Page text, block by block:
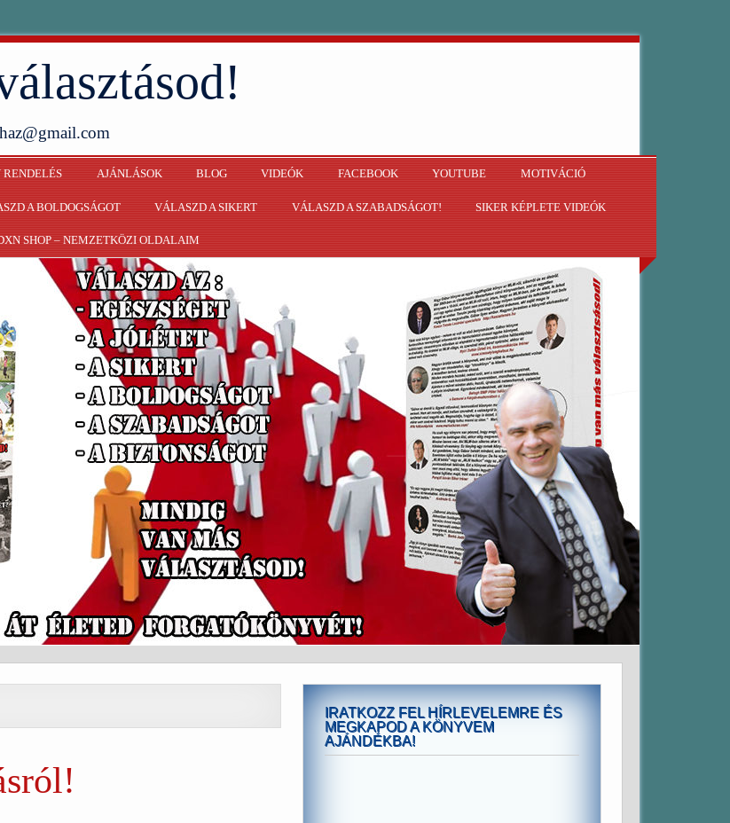
RENDELÉS AJÁNLÁSOK BLOG VIDEÓK FACEBOOK YOUTUBE MOTIVÁCIÓ
A BOLDOGSÁGOT VÁLASZD A SIKERT VÁLASZD A SZABADSÁGOT! SIKER KÉPLETE VIDEÓK
SHOP – NEMZETKÖZI OLDALAIM
IRATKOZZ FEL HÍRLEVELEMRE ÉS
MEGKAPOD A KÖNYVEM
AJÁNDÉKBA!